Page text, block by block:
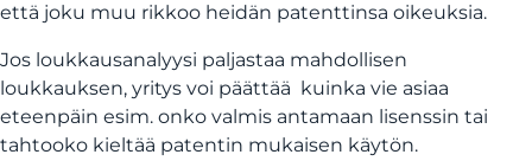
että joku muu rikkoo heidän patenttinsa oikeuksia.
Jos loukkausanalyysi paljastaa mahdollisen
loukkauksen, yritys voi päättää kuinka vie asiaa
eteenpäin esim. onko valmis antamaan lisenssin tai
tahtooko kieltää patentin mukaisen käytön.